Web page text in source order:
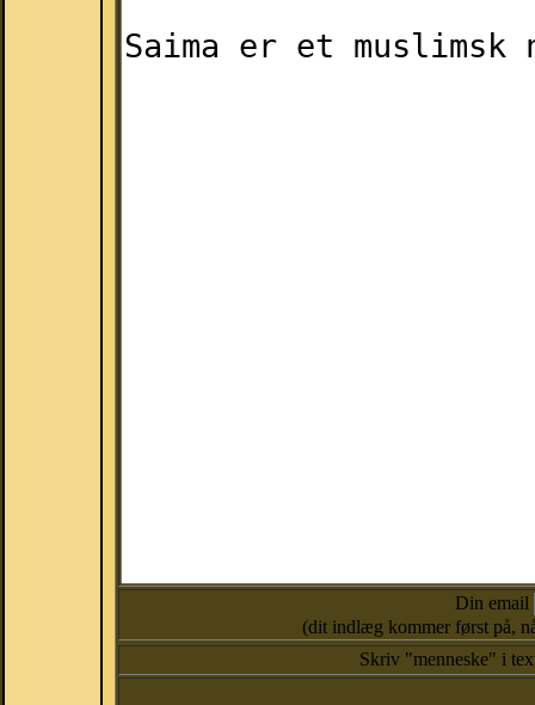
Din email
(dit indlæg kommer først på,
Skriv "menneske" i